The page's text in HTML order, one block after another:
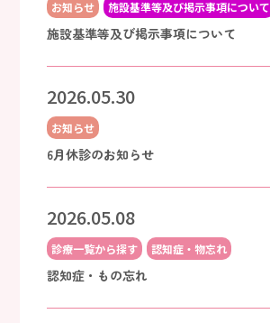
お知らせ 施設基準等及び掲示事項について
施設基準等及び掲示事項について
2026.05.30
お知らせ
6月休診のお知らせ
2026.05.08
診療一覧から探す 認知症・物忘れ
認知症・もの忘れ